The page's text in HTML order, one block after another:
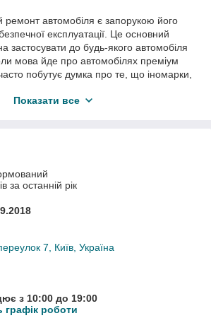
ремонт автомобіля є запорукою його
експлуатації. Це основний
застосувати до будь-якого автомобіля
мова йде про автомобілях преміум
побутує думка про те, що іномарки,
Як показує практика це зовсім
У сучасному світі існує безліч
які оснащують свої автомобілі
щоб коли знадобитися
бути обізнаним у цьому
з чого складається пневмосистема
і амортизатори, які
вузлами як пневмобаллони на
в зборі пневмостойку або
і Q7 4Lможна в нашому інтернет-
ціною. У компанії Ауді першими
Показати все
за останній рік
7, Київ, Україна
з 10:00 до 19:00
графік роботи